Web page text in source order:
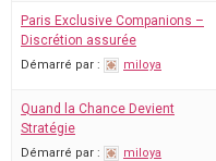
Paris Exclusive Companions –
Discrétion assurée
Démarré par : miloya
Quand la Chance Devient
Stratégie
Démarré par : miloya